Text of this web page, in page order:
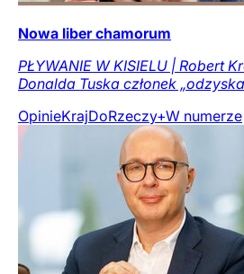
Nowa liber chamorum
PŁYWANIE W KISIELU | Robert
Donalda Tuska członek
OpinieKrajDoRzeczy+W numerze